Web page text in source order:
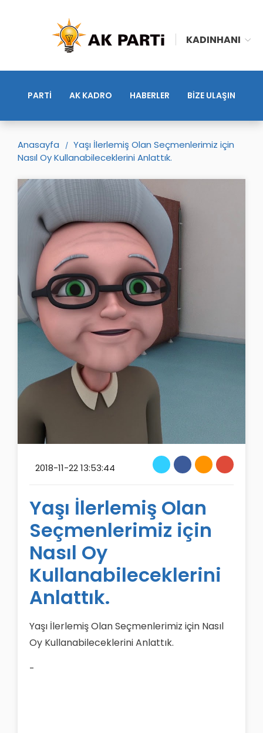
KADINHANI
PARTİ AK KADRO HABERLER BİZE ULAŞIN
Anasayfa
Yaşı İlerlemiş Olan Seçmenlerimiz için
Nasıl Oy Kullanabileceklerini Anlattık.
2018-11-22 13:53:44
Yaşı İlerlemiş Olan
Seçmenlerimiz için
Nasıl Oy
Kullanabileceklerini
Anlattık.
Yaşı İlerlemiş Olan Seçmenlerimiz için Nasıl
Oy Kullanabileceklerini Anlattık.
-